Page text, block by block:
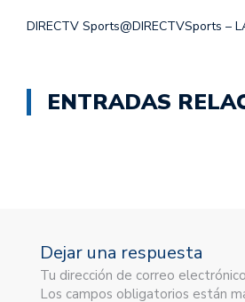
DIRECTV Sports@DIRECTVSports –
ENTRADAS
Dejar una respuesta
Tu dirección de correo
Los campos obligatorios están